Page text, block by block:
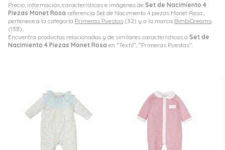
Precio, información, características e imágenes de Set de Nacimiento 4
Piezas Monet Rosa referencia Set de Nacimiento 4 piezas Monet Rosa ,
pertenece a la categoría Primeras Puestas (32) y a la marca BimbiDreams
(138).
Encuentra productos relacionados y de similares características a Set de
Nacimiento 4 Piezas Monet Rosa en "Textil", "Primeras Puestas".